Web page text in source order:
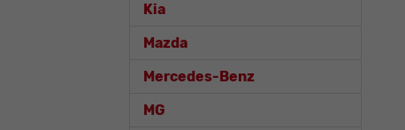
Kia
Mazda
Mercedes-Benz
MG